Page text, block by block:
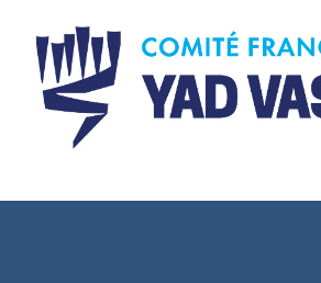
content